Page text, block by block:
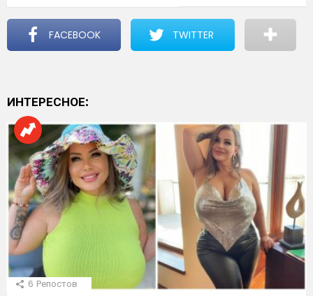
FACEBOOK TWITTER
ИНТЕРЕСНОЕ:
6 Репостов